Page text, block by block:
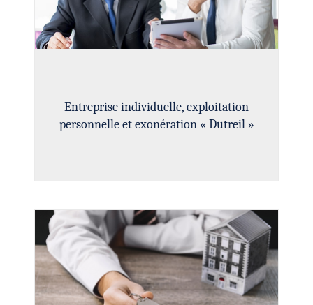
Entreprise individuelle, exploitation
personnelle et exonération « Dutreil »